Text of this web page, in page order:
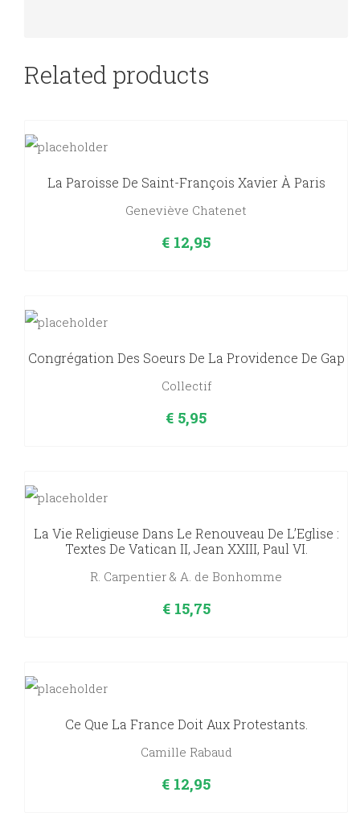
Related products
La Paroisse De Saint-François Xavier À Paris
Geneviève Chatenet
€ 12,95
Congrégation Des Soeurs De La Providence De Gap
Collectif
€ 5,95
La Vie Religieuse Dans Le Renouveau De L’Eglise :
Textes De Vatican II, Jean XXIII, Paul VI.
R. Carpentier & A. de Bonhomme
€15,75
Ce Que La France Doit Aux Protestants.
Camille Rabaud
€ 12,95